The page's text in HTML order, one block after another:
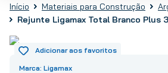
Materiais para Construção
Rejunte Ligamax Total Branco Plus
Ligamax
2
porcelanato
4
º
revestimento
5º
vaso sanitário